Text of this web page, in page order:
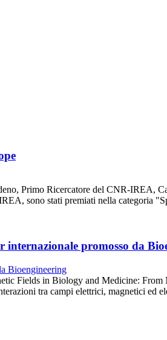
Primo Ricercatore del CNR-IREA,
sono stati premiati nella categoria
promosso da
Fields in Biology and Medicine: From
tra campi elettrici, magnetici ed